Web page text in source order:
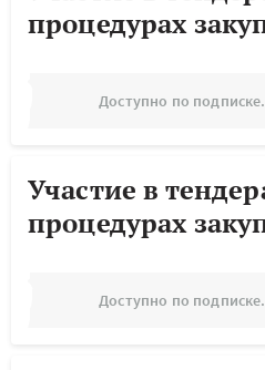
процедурах
Доступно по подписке.
Участие в
процедурах
Доступно по подписке.